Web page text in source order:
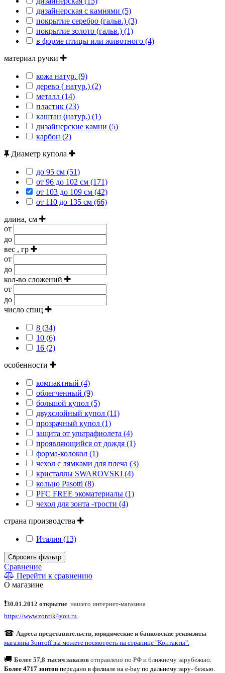
дизайнерская с камнями (5)
покрытие серебро (гальв.) (3)
покрытие золото (гальв.) (1)
в форме птицы или животного (4)
материал ручки
кожа натур. (9)
дерево ( натур.) (2)
металл (14)
пластик (23)
каштан (натур.) (1)
дизайнерские камни (5)
карбон (2)
Диаметр купола
до 95 см (51)
от 96 до 102 см (171)
от 103 до 109 см (42)
от 110 до 135 см (66)
длина, см
от
до
вес , гр
от
до
кол-во сложений
от
до
число спиц
8 (34)
10 (6)
16 (2)
особенности
компактный (4)
облегченный (9)
большой купол (5)
двухслойный купол (11)
прозрачный купол (1)
защита от ультрафиолета (4)
проявляющийся от дождя (1)
форма-колокол (1)
чехол с лямками для плеча (3)
кристаллы SWAROVSKI (4)
кольцо Pasotti (8)
PFC FREE экоматериалы (1)
чехол для зонта -трости (4)
страна производства
Италия (13)
Сбросить фильтр
Сравнение
Перейти к сравнению
О магазине
❗30.01.2012 открытие нашего интернет-магазина
https://www.zontik4you.ru.
☎ Адреса представительств, юридические и банковские реквизиты
магазина Зонтoff вы можете посмотреть на странице "Контакты".
🚚 Более 57,8 тысяч заказов отправлено по РФ и ближнему зарубежью.
Более 4717 зонтов передано в филиале на e-bay по дальнему зару- бежью.